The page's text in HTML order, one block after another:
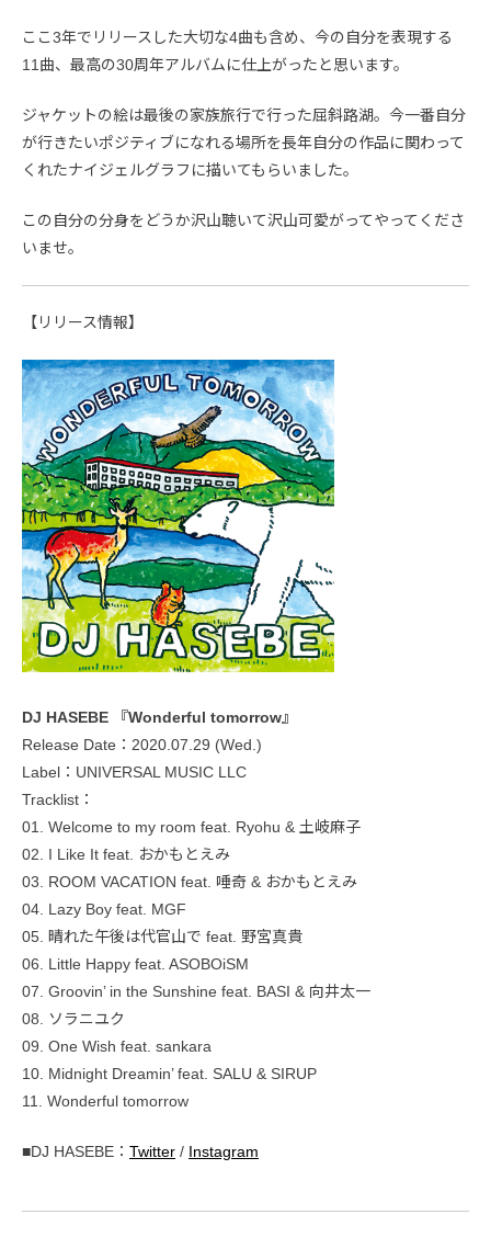
ここ3年でリリースした大切な4曲も含め、今の自分を表現する
11曲、最高の30周年アルバムに仕上がったと思います。
ジャケットの絵は最後の家族旅行で行った屈斜路湖。今一番自分
が行きたいポジティブになれる場所を長年自分の作品に関わって
くれたナイジェルグラフに描いてもらいました。
この自分の分身をどうか沢山聴いて沢山可愛がってやってくださ
いませ。
【リリース情報】
DJ HASEBE 『Wonderful tomorrow』
Release Date：2020.07.29 (Wed.)
Label：UNIVERSAL MUSIC LLC
Tracklist：
01. Welcome to my room feat. Ryohu & 土岐麻子
02. I Like It feat. おかもとえみ
03. ROOM VACATION feat. 唾奇 & おかもとえみ
04. Lazy Boy feat. MGF
05. 晴れた午後は代官山で feat. 野宮真貴
06. Little Happy feat. ASOBOiSM
07. Groovin’ in the Sunshine feat. BASI & 向井太一
08. ソラニユク
09. One Wish feat. sankara
10. Midnight Dreamin’ feat. SALU & SIRUP
11. Wonderful tomorrow
■DJ HASEBE： Twitter / Instagram